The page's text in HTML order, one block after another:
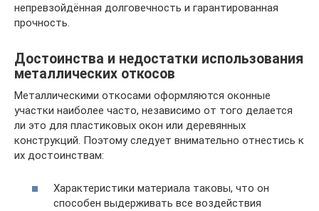
непревзойдённая долговечность и гарантированная
прочность.
Достоинства и недостатки использования
металлических откосов
Металлическими откосами оформляются оконные
участки наиболее часто, независимо от того делается
ли это для пластиковых окон или деревянных
конструкций. Поэтому следует внимательно отнестись к
их достоинствам:
Характеристики материала таковы, что он
способен выдерживать все воздействия